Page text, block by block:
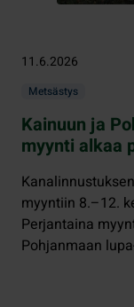
11.6.2026
Metsästys
Kainuun ja
myynti alkaa
myyntiin 8.–12.
Perjantaina
Pohjanmaan